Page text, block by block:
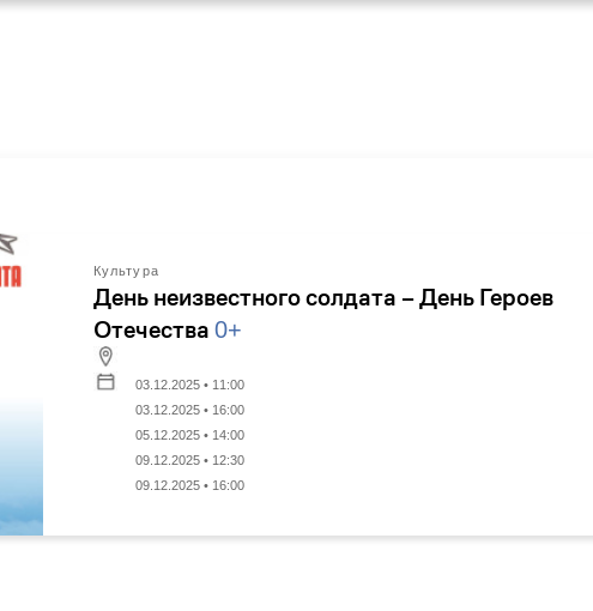
Культура
День неизвестного солдата – День Героев
Отечества 0+
03.12.2025 • 11:00
03.12.2025 • 16:00
05.12.2025 • 14:00
09.12.2025 • 12:30
09.12.2025 • 16:00